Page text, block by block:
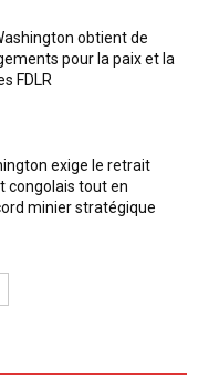
obtient de
pour la paix et la
FDLR
exige le retrait
congolais tout en
minier stratégique